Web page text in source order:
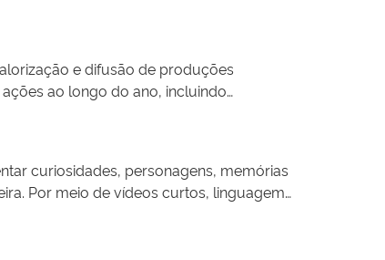
gerações e perfis sociais por meio de
contribuindo para a democratização
e difusão de produções
ao longo do ano, incluindo
audiovisual. Além de fortalecer a
do desenvolvimento à circulação das
curiosidades, personagens, memórias
Por meio de vídeos curtos, linguagem